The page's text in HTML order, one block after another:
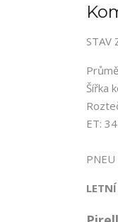
STAV
Šířka
ET: